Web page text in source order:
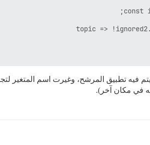
فيه تطبيق المرشح، وغيرت اسم المتغير
في مكان آخر).